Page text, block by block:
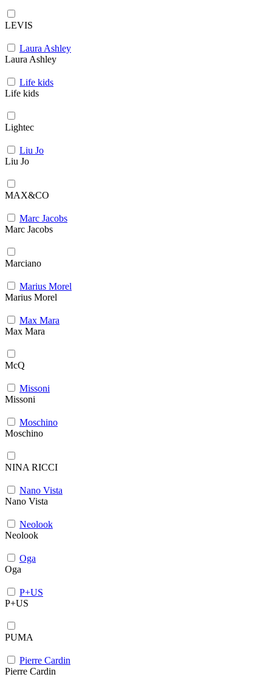
LEVIS
Laura Ashley
Laura Ashley
Life kids
Life kids
Lightec
Liu Jo
Liu Jo
MAX&CO
Marc Jacobs
Marc Jacobs
Marciano
Marius Morel
Marius Morel
Max Mara
Max Mara
McQ
Missoni
Missoni
Moschino
Moschino
NINA RICCI
Nano Vista
Nano Vista
Neolook
Neolook
Oga
Oga
P+US
P+US
PUMA
Pierre Cardin
Pierre Cardin